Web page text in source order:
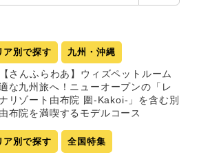
ア別で探す 九州・沖縄
【さんふらわあ】ウィズペットルーム
な九州旅へ！ニューオープンの「レ
リゾート由布院 圍-Kakoi-」を含む別
布院を満喫するモデルコース
ア別で探す 全国特集